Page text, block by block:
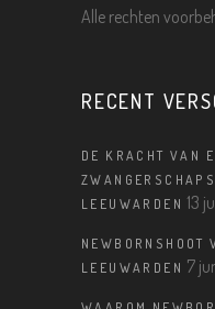
Alle rechten
RECENT
DE KRACHT VAN
LEEUWARDEN 13
NEWBORNSHOOT
LEEUWARDEN 7